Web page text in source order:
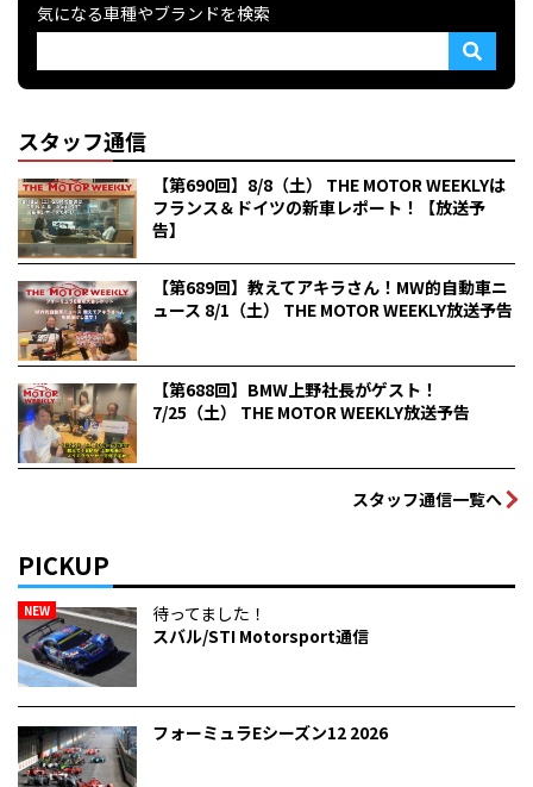
気になる車種やブランドを検索
スタッフ通信
【第690回】8/8（土） THE MOTOR WEEKLYは
フランス＆ドイツの新車レポート！【放送予
告】
【第689回】教えてアキラさん！MW的自動車ニ
ュース 8/1（土） THE MOTOR WEEKLY放送予告
【第688回】BMW上野社長がゲスト！
7/25（土） THE MOTOR WEEKLY放送予告
スタッフ通信一覧へ
PICKUP
NEW
待ってました！
スバル/STI Motorsport通信
フォーミュラEシーズン12 2026